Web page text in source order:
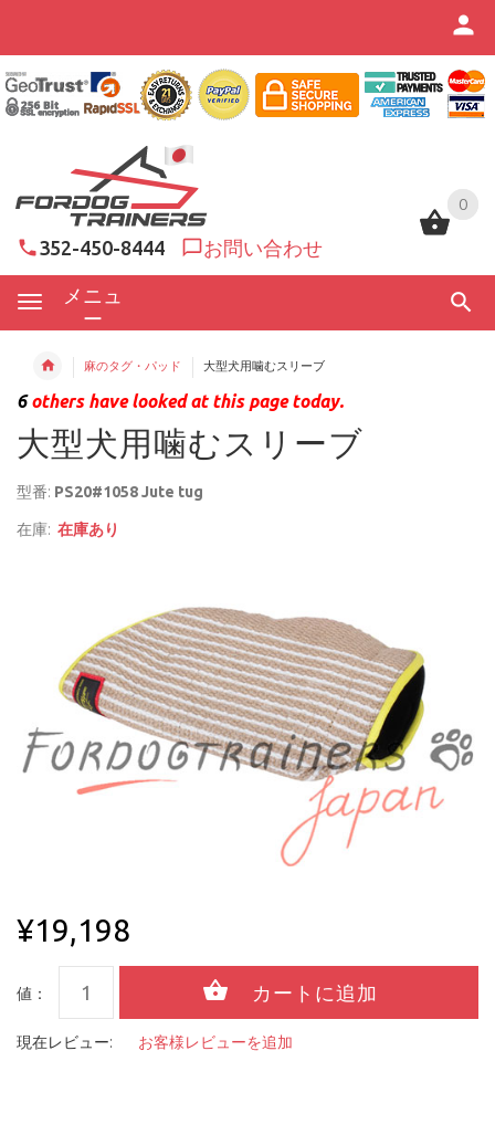
0
352-450-8444 お問い合わせ
メニュ
ー
0
麻のタグ・パッド 大型犬用噛むスリーブ
6others have looked at this page today.
大型犬用噛むスリーブ
型番: PS20#1058 Jute tug
在庫: 在庫あり
¥19,198
値：
現在レビュー: お客様レビューを追加